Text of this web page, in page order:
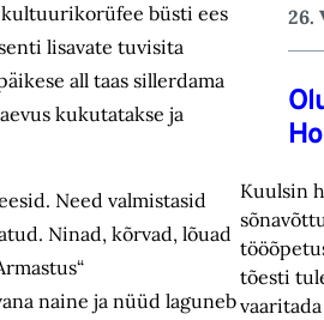
kultuurikorüfee büsti ees
lisavate tuvisita
all taas sillerdama
kukutatakse ja
Need valmistasid
Ninad, kõrvad, lõuad
naine ja nüüd laguneb
26.
Kuulsin
tõesti